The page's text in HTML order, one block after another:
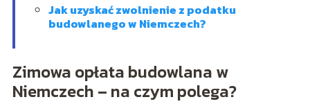
Jak uzyskać zwolnienie z podatku
budowlanego w Niemczech?
Zimowa opłata budowlana w
Niemczech – na czym polega?